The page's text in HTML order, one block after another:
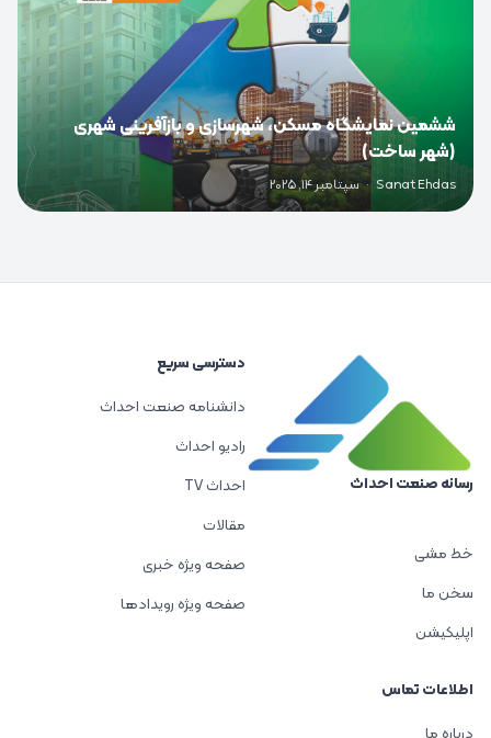
ششمین نمایشگاه مسکن، شهرسازی و بازآفرینی شهری
(شهر ساخت)
Sanat Ehdas
· سپتامبر 14, 2025
رسانه صنعت احداث
خط مشی
سخن ما
اپلیکیشن
دسترسی سریع
دانشنامه صنعت احداث
رادیو احداث
احداث TV
مقالات
صفحه ویژه خبری
صفحه ویژه رویدادها
اطلاعات تماس